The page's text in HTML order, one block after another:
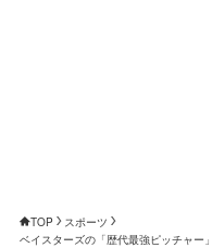
TOP
スポーツ
ベイスターズの「歴代最強ピッチャー